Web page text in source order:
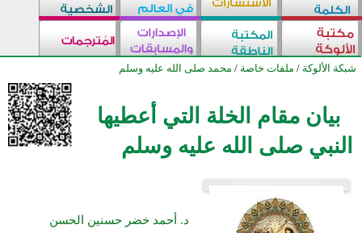
شبكة الألوكة / ملفات خاصة / محمد صلى الله عليه وسلم
بيان مقام الخلة التي أعطيها
النبي صلى الله عليه وسلم
د. أحمد خضر حسنين الحسن